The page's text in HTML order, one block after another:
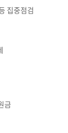
집중점검
금